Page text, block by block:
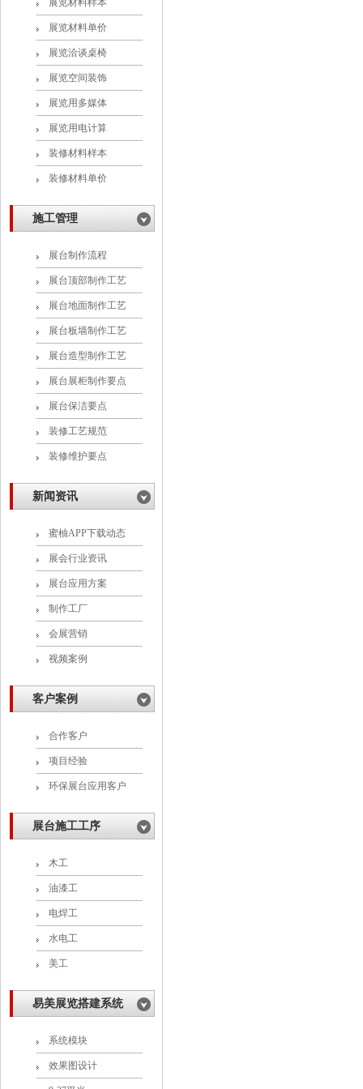
展览材料样本
展览材料单价
展览洽谈桌椅
展览空间装饰
展览用多媒体
展览用电计算
装修材料样本
装修材料单价
施工管理
展台制作流程
展台顶部制作工艺
展台地面制作工艺
展台板墙制作工艺
展台造型制作工艺
展台展柜制作要点
展台保洁要点
装修工艺规范
装修维护要点
新闻资讯
蜜柚APP下载动态
展会行业资讯
展台应用方案
制作工厂
会展营销
视频案例
客户案例
合作客户
项目经验
环保展台应用客户
展台施工工序
木工
油漆工
电焊工
水电工
美工
易美展览搭建系统
系统模块
效果图设计